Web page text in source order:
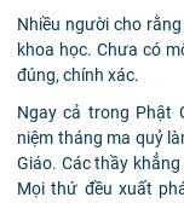
Nhiều người cho
khoa học. Chưa có
đúng, chính xác.
Ngay cả trong Phật
niệm tháng ma quỷ
Giáo. Các thầy
Mọi thứ đều xuất